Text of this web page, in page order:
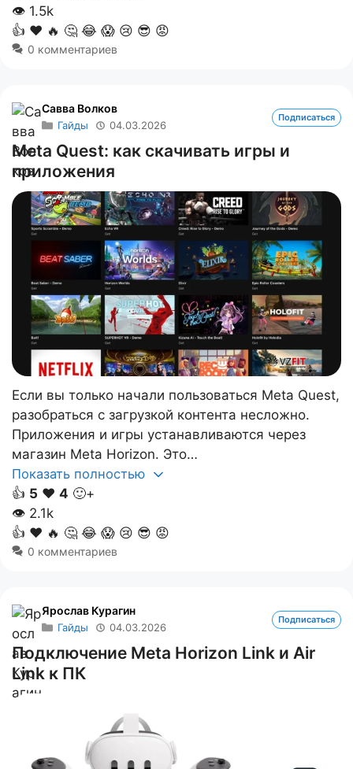
👁 1.5k
👍 ❤️ 🔥 🤔 😂 😱 😢 😎 😡
0 комментариев
Савва Волков
Гайды 04.03.2026
Подписаться
Meta Quest: как скачивать игры и
приложения
Если вы только начали пользоваться Meta Quest,
разобраться с загрузкой контента несложно.
Приложения и игры устанавливаются через
магазин Meta Horizon. Это…
Показать полностью
👍 5 ❤️ 4 🙂+
👁 2.1k
👍 ❤️ 🔥 🤔 😂 😱 😢 😎 😡
0 комментариев
Ярослав Курагин
Гайды 04.03.2026
Подписаться
Подключение Meta Horizon Link и Air
Link к ПК